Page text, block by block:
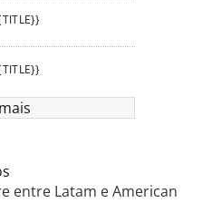
entre Latam e American